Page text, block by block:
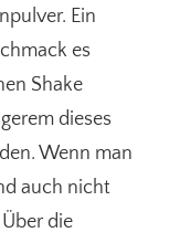
Ein
es
Shake
dieses
Wenn man
auch nicht
die